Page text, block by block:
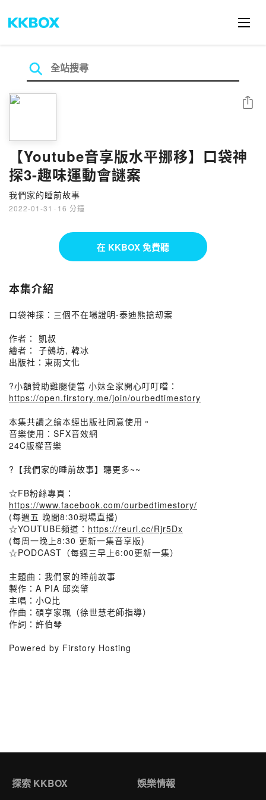
【Youtube音享版水平挪移】口袋神
探3-趣味運動會謎案
我們家的睡前故事
2022-01-31 · 16 分鐘
分享
在 KKBOX 免費聽
本集介紹
口袋神探：三個不在場證明-泰迪熊搶刧案
作者： 凱叔
繪者： 子鵺坊, 韓冰
出版社：東雨文化
?小額贊助雞腿便當 小妹全家開心叮叮噹：
https://open.firstory.me/join/ourbedtimestory
本集共讀之繪本經出版社同意使用。
音樂使用：SFX音效網
24C版權音樂
?【我們家的睡前故事】聽更多~~
☆FB粉絲專頁：
https://www.facebook.com/ourbedtimestory/
(每週五 晚間8:30現場直播)
☆YOUTUBE頻道： https://reurl.cc/Rjr5Dx
(每周一晚上8:30 更新一集音享版)
☆PODCAST（每週三早上6:00更新一集）
主題曲：我們家的睡前故事
製作：A PIA 邱奕肇
主唱：小Q比
作曲：碩亨家珮（徐世慧老師指導）
作詞：許伯琴
Powered by Firstory Hosting
探索 KKBOX 娛樂情報